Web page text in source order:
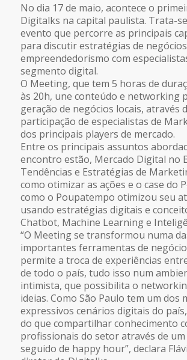
No dia 17 de maio, acontece o
Digitalks na capital paulista. Trata-
evento que percorre as principais
para discutir estratégias de
empreendedorismo com
segmento digital.
O Meeting, que tem 5 horas de
às 20h, une conteúdo e networking
geração de negócios locais, através
participação de especialistas de
dos principais players de mercado.
Entre os principais assuntos
encontro estão, Mercado Digital no
Tendências e Estratégias de
como otimizar as ações e o case do
como o Poupatempo otimizou seu
usando estratégias digitais e
Chatbot, Machine Learning e
“O Meeting se transformou numa
importantes ferramentas de
permite a troca de experiências
de todo o país, tudo isso num
intimista, que possibilita o
ideias. Como São Paulo tem um dos
expressivos cenários digitais do
do que compartilhar conhecimento
profissionais do setor através de
seguido de happy hour”, declara